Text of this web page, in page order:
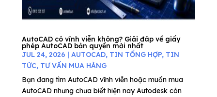
AutoCAD có vĩnh viễn không? Giải đáp về giấy
phép AutoCAD bản quyền mới nhất
JUL 24, 2026 | AUTOCAD, TIN TỔNG HỢP, TIN
TỨC, TƯ VẤN MUA HÀNG
Bạn đang tìm AutoCAD vĩnh viễn hoặc muốn mua
AutoCAD nhưng chưa biết hiện nay Autodesk còn